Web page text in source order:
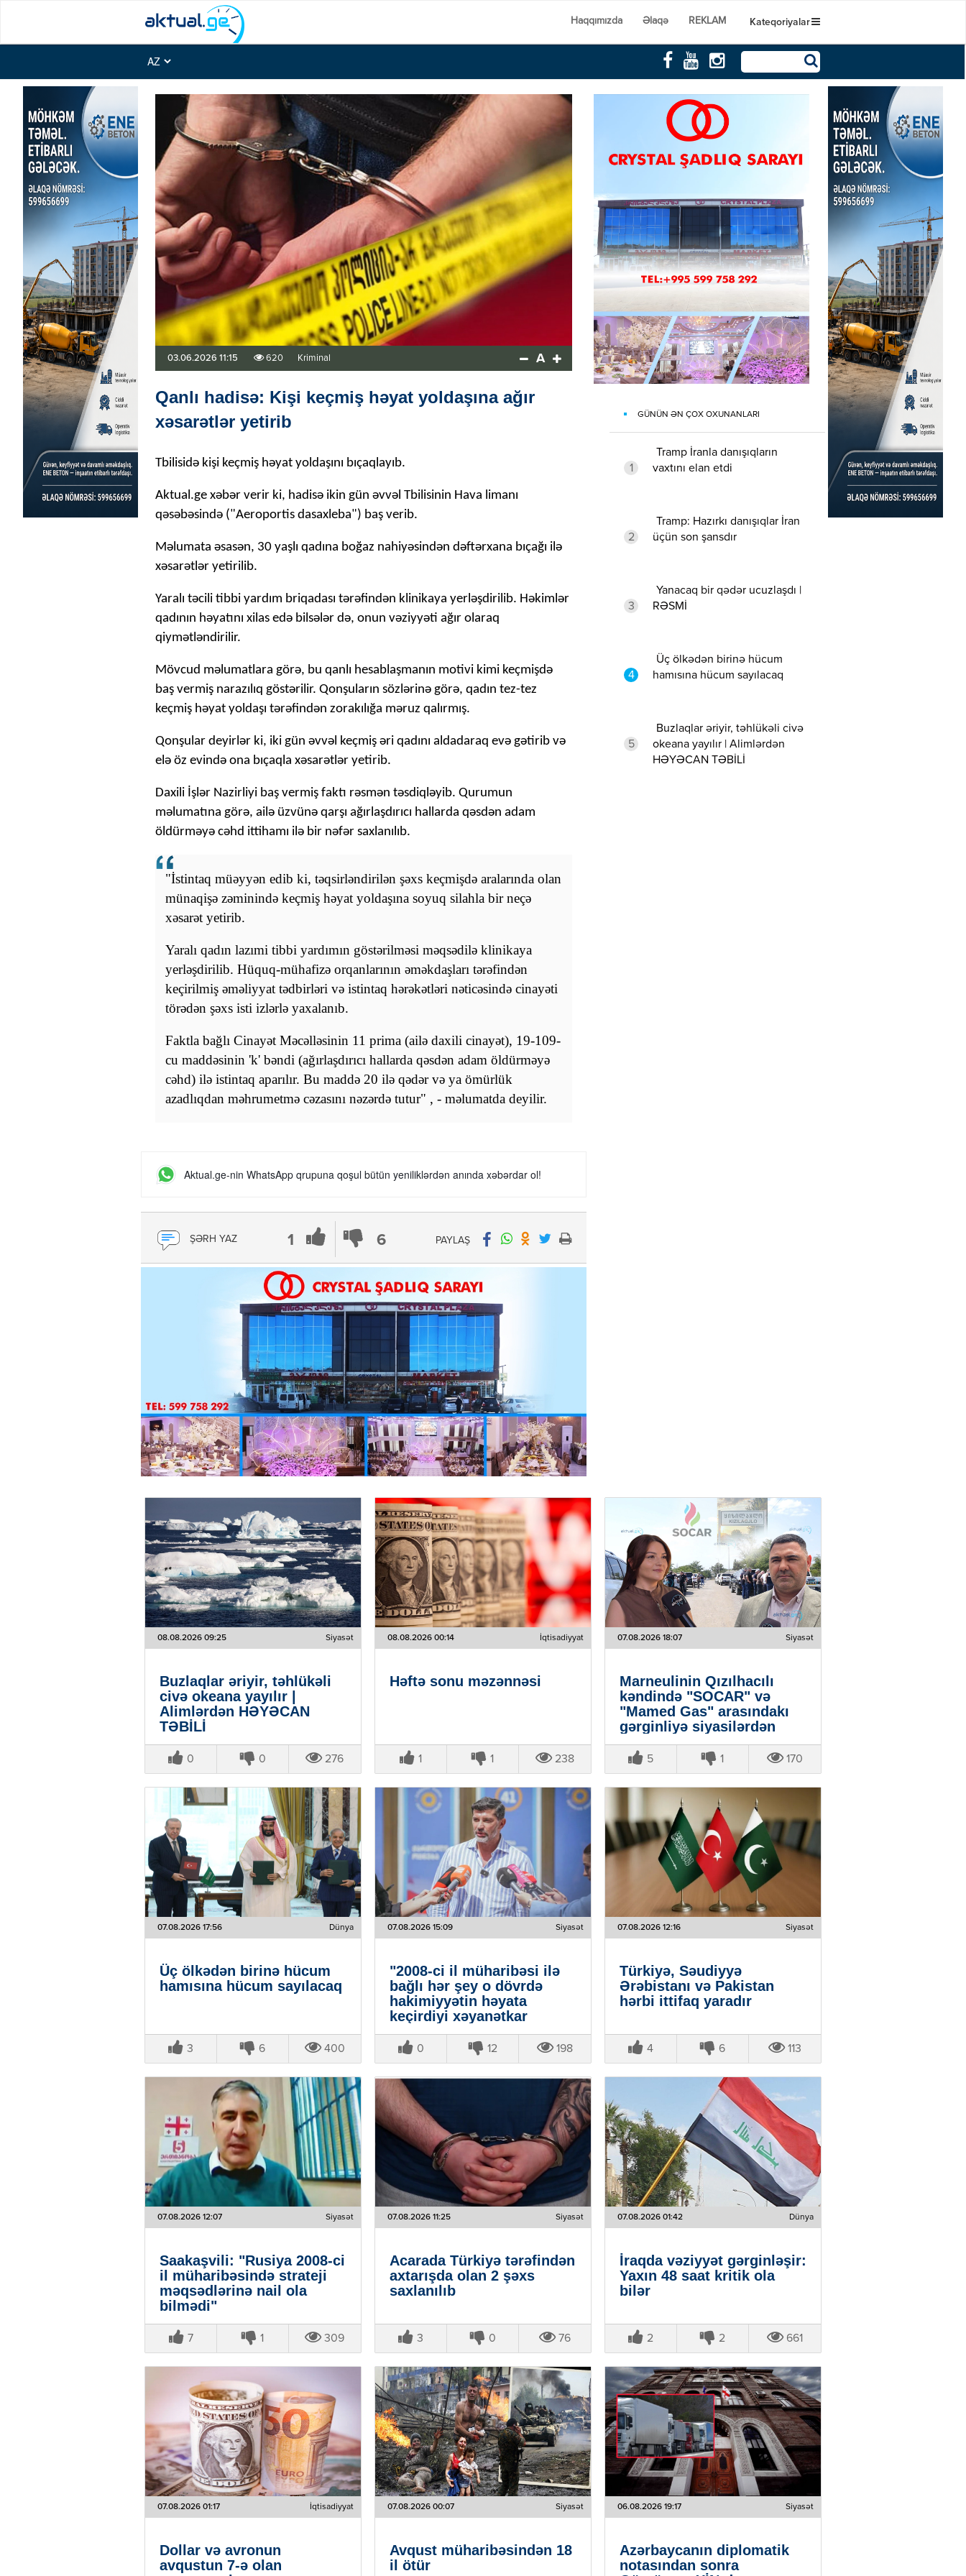
Haqqımızda Əlaqə REKLAM Kateqoriyalar
03.06.2026 11:15 620 Kriminal A
Qanlı hadisə: Kişi keçmiş həyat yoldaşına ağır
xəsarətlər yetirib
Tbilisidə kişi keçmiş həyat yoldaşını bıçaqlayıb.
Aktual.ge xəbər verir ki, hadisə ikin gün əvvəl Tbilisinin Hava limanı
qəsəbəsində ("Aeroportis dasaxleba") baş verib.
Məlumata əsasən, 30 yaşlı qadına boğaz nahiyəsindən dəftərxana bıçağı ilə
xəsarətlər yetirilib.
Yaralı təcili tibbi yardım briqadası tərəfindən klinikaya yerləşdirilib. Həkimlər
qadının həyatını xilas edə bilsələr də, onun vəziyyəti ağır olaraq
qiymətləndirilir.
Mövcud məlumatlara görə, bu qanlı hesablaşmanın motivi kimi keçmişdə
baş vermiş narazılıq göstərilir. Qonşuların sözlərinə görə, qadın tez-tez
keçmiş həyat yoldaşı tərəfindən zorakılığa məruz qalırmış.
Qonşular deyirlər ki, iki gün əvvəl keçmiş əri qadını aldadaraq evə gətirib və
elə öz evində ona bıçaqla xəsarətlər yetirib.
Daxili İşlər Nazirliyi baş vermiş faktı rəsmən təsdiqləyib. Qurumun
məlumatına görə, ailə üzvünə qarşı ağırlaşdırıcı hallarda qəsdən adam
öldürməyə cəhd ittihamı ilə bir nəfər saxlanılıb.
"İstintaq müəyyən edib ki, təqsirləndirilən şəxs keçmişdə aralarında olan
münaqişə zəminində keçmiş həyat yoldaşına soyuq silahla bir neçə
xəsarət yetirib.
Yaralı qadın lazımi tibbi yardımın göstərilməsi məqsədilə klinikaya
yerləşdirilib. Hüquq-mühafizə orqanlarının əməkdaşları tərəfindən
keçirilmiş əməliyyat tədbirləri və istintaq hərəkətləri nəticəsində cinayəti
törədən şəxs isti izlərlə yaxalanıb.
Faktla bağlı Cinayət Məcəlləsinin 11 prima (ailə daxili cinayət), 19-109-
cu maddəsinin 'k' bəndi (ağırlaşdırıcı hallarda qəsdən adam öldürməyə
cəhd) ilə istintaq aparılır. Bu maddə 20 ilə qədər və ya ömürlük
azadlıqdan məhrumetmə cəzasını nəzərdə tutur" , - məlumatda deyilir.
Aktual.ge-nin WhatsApp qrupuna qoşul bütün yeniliklərdən anında xəbərdar ol!
ŞƏRH YAZ 1 6 PAYLAŞ
GÜNÜN ƏN ÇOX OXUNANLARI
1
Tramp İranla danışıqların
vaxtını elan etdi
2
Tramp: Hazırkı danışıqlar İran
üçün son şansdır
3
Yanacaq bir qədər ucuzlaşdı |
RƏSMİ
4
Üç ölkədən birinə hücum
hamısına hücum sayılacaq
5
Buzlaqlar əriyir, təhlükəli civə
okeana yayılır | Alimlərdən
HƏYƏCAN TƏBİLİ
08.08.2026 09:25 Siyasət
Buzlaqlar əriyir, təhlükəli
civə okeana yayılır |
Alimlərdən HƏYƏCAN
TƏBİLİ
0 0 276
08.08.2026 00:14 İqtisadiyyat
Həftə sonu məzənnəsi
1 1 238
07.08.2026 18:07 Siyasət
Marneulinin Qızılhacılı
kəndində "SOCAR" və
"Mamed Gas" arasındakı
gərginliyə siyasilərdən
reaksiyalar - VİDEO
5 1 170
07.08.2026 17:56 Dünya
Üç ölkədən birinə hücum
hamısına hücum sayılacaq
3 6 400
07.08.2026 15:09 Siyasət
"2008-ci il müharibəsi ilə
bağlı hər şey o dövrdə
hakimiyyətin həyata
keçirdiyi xəyanətkar
siyasətin nəticəsi idi" |
Kaladze
0 12 198
07.08.2026 12:16 Siyasət
Türkiyə, Səudiyyə
Ərəbistanı və Pakistan
hərbi ittifaq yaradır
4 6 113
07.08.2026 12:07 Siyasət
Saakaşvili: "Rusiya 2008-ci
il müharibəsində strateji
məqsədlərinə nail ola
bilmədi"
7 1 309
07.08.2026 11:25 Siyasət
Acarada Türkiyə tərəfindən
axtarışda olan 2 şəxs
saxlanılıb
3 0 76
07.08.2026 01:42 Dünya
İraqda vəziyyət gərginləşir:
Yaxın 48 saat kritik ola
bilər
2 2 661
07.08.2026 01:17 İqtisadiyyat
Dollar və avronun
avqustun 7-ə olan
07.08.2026 00:07 Siyasət
Avqust müharibəsindən 18
il ötür
06.08.2026 19:17 Siyasət
Azərbaycanın diplomatik
notasından sonra